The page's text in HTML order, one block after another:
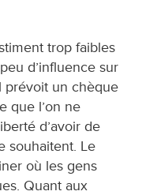
trop faibles
d’influence sur
prévoit un chèque
que l’on ne
d’avoir de
souhaitent. Le
où les gens
Quant aux